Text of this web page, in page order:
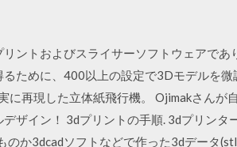
ントおよびスライサーソフトウェアで
ために、400以上の設定で3Dモデルを
再現した立体紙飛行機。 Ojimakさんが
ザイン！ 3dプリントの手順. 3dプリンタ
か3dcadソフトなどで作った3dデータ